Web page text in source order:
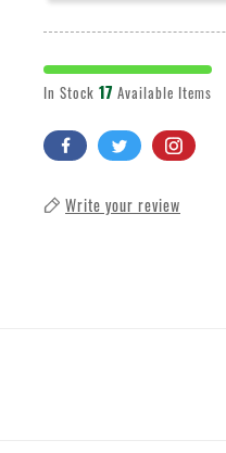
In Stock 17 Available Items
Write your review